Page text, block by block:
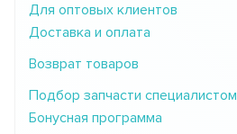
Для оптовых клиентов
Доставка и оплата
Возврат товаров
Подбор запчасти специалистом
Бонусная программа